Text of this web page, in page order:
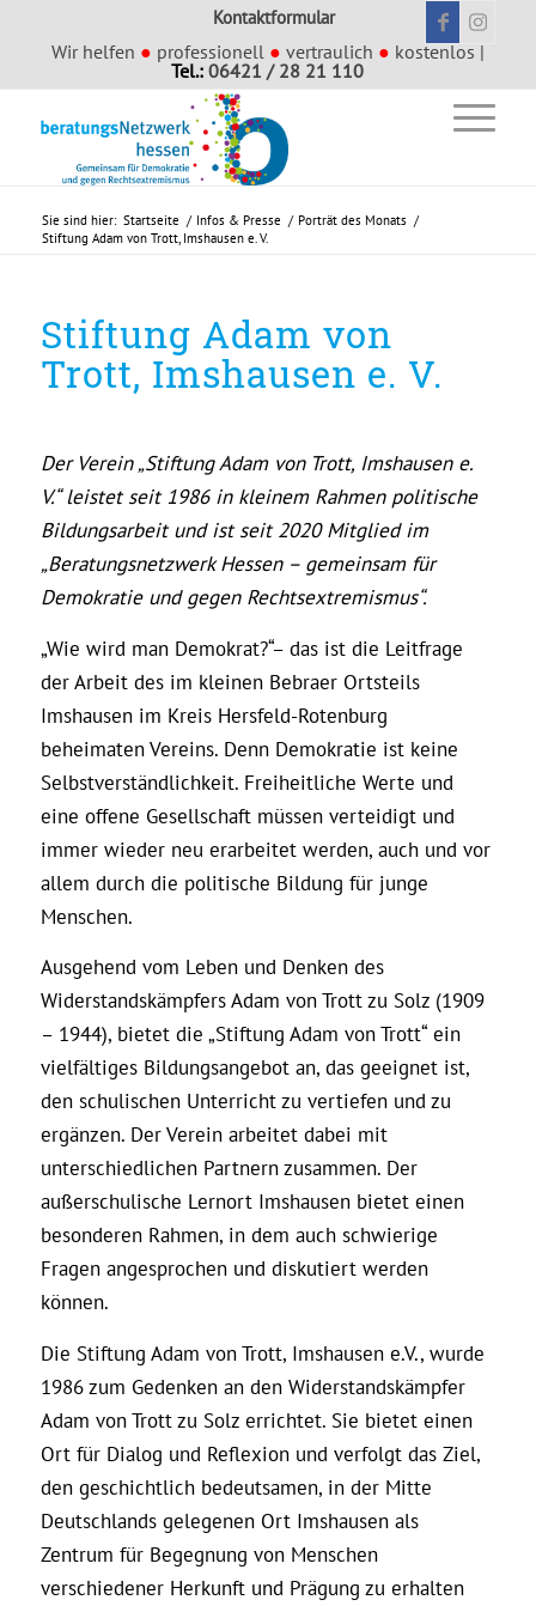
Kontaktformular
Wir helfen ● professionell ● vertraulich ● kostenlos |
Tel.:06421 / 28 21 110
Sie sind hier: Startseite / Infos & Presse / Porträt des Monats /
Stiftung Adam von Trott, Imshausen e. V.
Stiftung Adam von
Trott, Imshausen e. V.
Der Verein „Stiftung Adam von Trott, Imshausen e.
V.“ leistet seit 1986 in kleinem Rahmen politische
Bildungsarbeit und ist seit 2020 Mitglied im
„Beratungsnetzwerk Hessen – gemeinsam für
Demokratie und gegen Rechtsextremismus“.
„Wie wird man Demokrat?“– das ist die Leitfrage
der Arbeit des im kleinen Bebraer Ortsteils
Imshausen im Kreis Hersfeld-Rotenburg
beheimaten Vereins. Denn Demokratie ist keine
Selbstverständlichkeit. Freiheitliche Werte und
eine offene Gesellschaft müssen verteidigt und
immer wieder neu erarbeitet werden, auch und vor
allem durch die politische Bildung für junge
Menschen.
Ausgehend vom Leben und Denken des
Widerstandskämpfers Adam von Trott zu Solz (1909
– 1944), bietet die „Stiftung Adam von Trott“ ein
vielfältiges Bildungsangebot an, das geeignet ist,
den schulischen Unterricht zu vertiefen und zu
ergänzen. Der Verein arbeitet dabei mit
unterschiedlichen Partnern zusammen. Der
außerschulische Lernort Imshausen bietet einen
besonderen Rahmen, in dem auch schwierige
Fragen angesprochen und diskutiert werden
können.
Die Stiftung Adam von Trott, Imshausen e.V., wurde
1986 zum Gedenken an den Widerstandskämpfer
Adam von Trott zu Solz errichtet. Sie bietet einen
Ort für Dialog und Reflexion und verfolgt das Ziel,
den geschichtlich bedeutsamen, in der Mitte
Deutschlands gelegenen Ort Imshausen als
Zentrum für Begegnung von Menschen
verschiedener Herkunft und Prägung zu erhalten